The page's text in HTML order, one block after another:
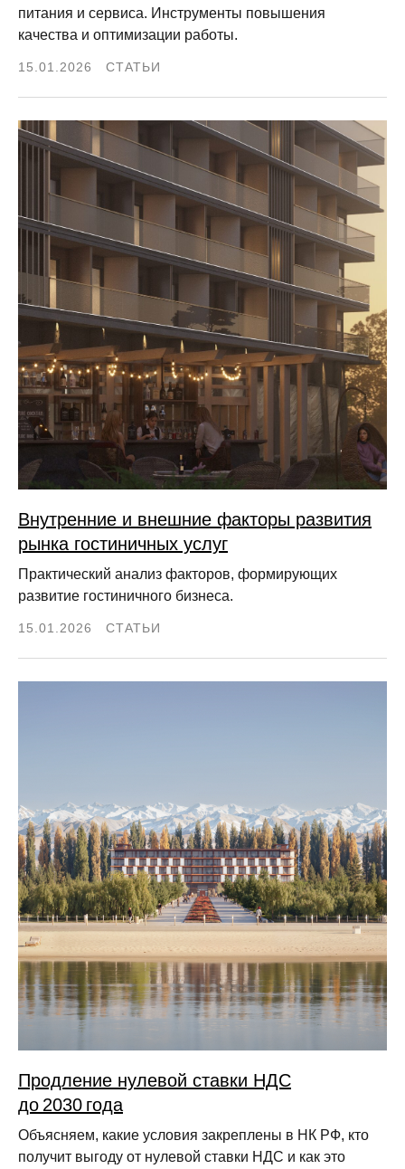
питания и сервиса. Инструменты повышения
качества и оптимизации работы.
15.01.2026 СТАТЬИ
Внутренние и внешние факторы развития
рынка гостиничных услуг
Практический анализ факторов, формирующих
развитие гостиничного бизнеса.
15.01.2026 СТАТЬИ
Продление нулевой ставки НДС
до 2030 года
Объясняем, какие условия закреплены в НК РФ, кто
получит выгоду от нулевой ставки НДС и как это